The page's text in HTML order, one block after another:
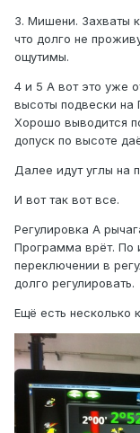
3. Мишени. Захваты
что долго не
ощутимы.
4 и 5 А вот это уже
высоты подвески на
Хорошо выводится
допуск по высоте
Далее идут углы на
И вот так вот все.
Регулировка А
Программа врёт. По
переключении в
долго регулировать.
Ещё есть несколько